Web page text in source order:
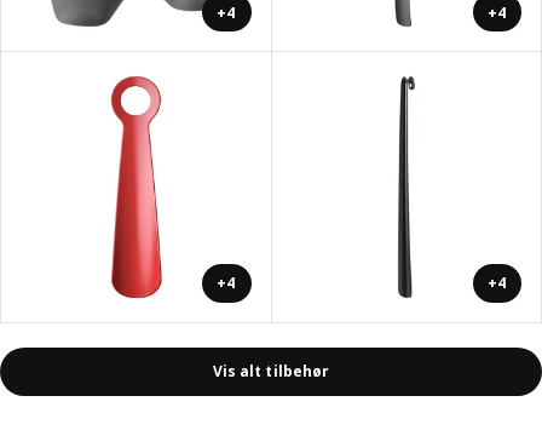
+4 +4
+4 +4
Vis alt tilbehør